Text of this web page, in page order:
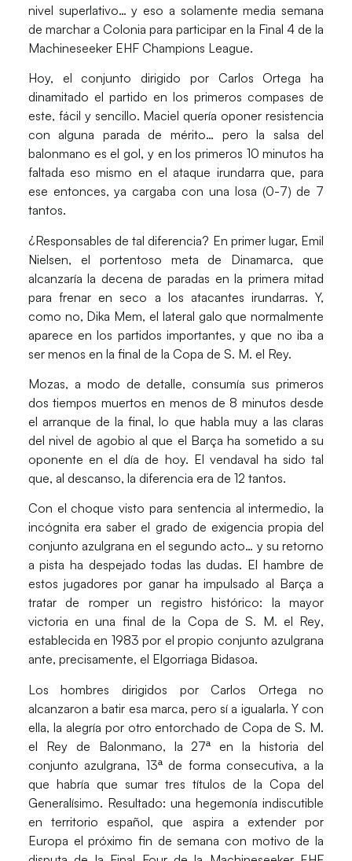
nivel superlativo… y eso a solamente media semana
de marchar a Colonia para participar en la Final 4 de la
Machineseeker EHF Champions League.
Hoy, el conjunto dirigido por Carlos Ortega ha
dinamitado el partido en los primeros compases de
este, fácil y sencillo. Maciel quería oponer resistencia
con alguna parada de mérito… pero la salsa del
balonmano es el gol, y en los primeros 10 minutos ha
faltada eso mismo en el ataque irundarra que, para
ese entonces, ya cargaba con una losa (0-7) de 7
tantos.
¿Responsables de tal diferencia? En primer lugar, Emil
Nielsen, el portentoso meta de Dinamarca, que
alcanzaría la decena de paradas en la primera mitad
para frenar en seco a los atacantes irundarras. Y,
como no, Dika Mem, el lateral galo que normalmente
aparece en los partidos importantes, y que no iba a
ser menos en la final de la Copa de S. M. el Rey.
Mozas, a modo de detalle, consumía sus primeros
dos tiempos muertos en menos de 8 minutos desde
el arranque de la final, lo que habla muy a las claras
del nivel de agobio al que el Barça ha sometido a su
oponente en el día de hoy. El vendaval ha sido tal
que, al descanso, la diferencia era de 12 tantos.
Con el choque visto para sentencia al intermedio, la
incógnita era saber el grado de exigencia propia del
conjunto azulgrana en el segundo acto… y su retorno
a pista ha despejado todas las dudas. El hambre de
estos jugadores por ganar ha impulsado al Barça a
tratar de romper un registro histórico: la mayor
victoria en una final de la Copa de S. M. el Rey,
establecida en 1983 por el propio conjunto azulgrana
ante, precisamente, el Elgorriaga Bidasoa.
Los hombres dirigidos por Carlos Ortegano
alcanzaron a batir esa marca, pero sí a igualarla. Y con
ella, la alegría por otro entorchado de Copa de S. M.
el Rey de Balonmano, la 27ª en la historia del
conjunto azulgrana, 13ª de forma consecutiva, a la
que habría que sumar tres títulos de la Copa del
Generalísimo. Resultado: una hegemonía indiscutible
en territorio español, que aspira a extender por
Europa el próximo fin de semana con motivo de la